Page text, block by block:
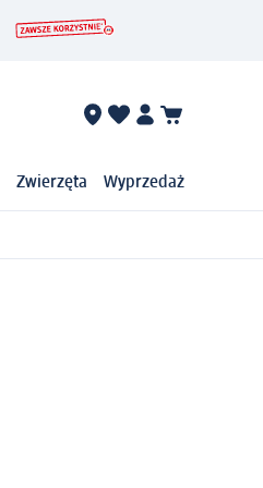
Zwierzęta Wyprzedaż